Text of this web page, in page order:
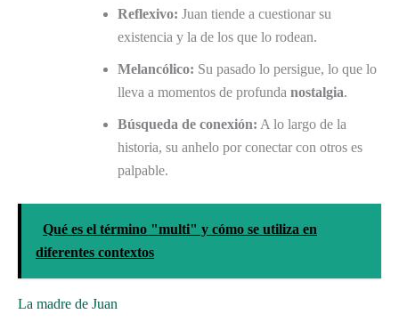
Reflexivo: Juan tiende a cuestionar su
existencia y la de los que lo rodean.
Melancólico: Su pasado lo persigue, lo que lo
lleva a momentos de profunda nostalgia.
Búsqueda de conexión: A lo largo de la
historia, su anhelo por conectar con otros es
palpable.
Qué es el término "multi" y cómo se utiliza en
diferentes contextos
La madre de Juan